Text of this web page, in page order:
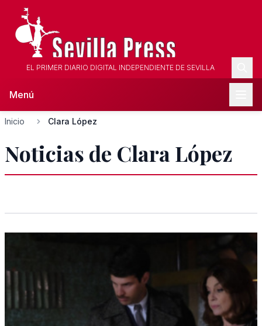
EL PRIMER DIARIO DIGITAL INDEPENDIENTE DE SEVILLA
Menú
Inicio Clara López
Noticias de Clara López